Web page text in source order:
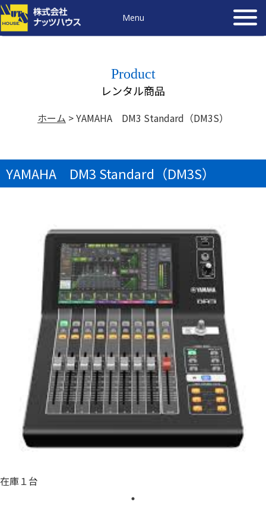
Menu
Product
レンタル商品
ホーム >YAMAHA DM3 Standard（DM3S）
YAMAHA DM3 Standard（DM3S）
在庫１台